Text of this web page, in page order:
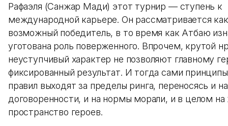
Рафаэля (Санжар Мади) этот турнир — ступень к
международной карьере. Он рассматривается
возможный победитель, в то время как Атбаю
уготована роль поверженного. Впрочем, крутой
неуступчивый характер не позволяют главному
фиксированный результат. И тогда сами
правил выходят за пределы ринга, переносясь и
договоренности, и на нормы морали, и в целом на
пространство героев.